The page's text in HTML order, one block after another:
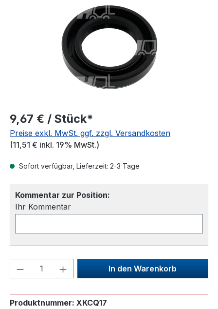
9,67 € / Stück*
Preise exkl. MwSt. ggf. zzgl. Versandkosten
(11,51 € inkl. 19% MwSt.)
Sofort verfügbar, Lieferzeit: 2-3 Tage
Kommentar zur Position:
Ihr Kommentar
Produkt Anzahl: Gib denIn den Warenkorb
Produktnummer: XKCQ17